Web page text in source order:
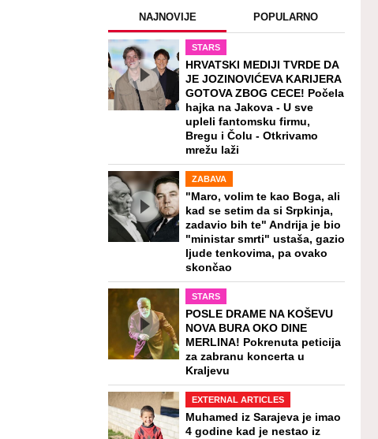
NAJNOVIJE POPULARNO
STARS
HRVATSKI MEDIJI TVRDE DA
JE JOZINOVIĆEVA KARIJERA
GOTOVA ZBOG CECE! Počela
hajka na Jakova - U sve
upleli fantomsku firmu,
Bregu i Čolu - Otkrivamo
mrežu laži
ZABAVA
"Maro, volim te kao Boga, ali
kad se setim da si Srpkinja,
zadavio bih te" Andrija je bio
"ministar smrti" ustaša, gazio
ljude tenkovima, pa ovako
skončao
STARS
POSLE DRAME NA KOŠEVU
NOVA BURA OKO DINE
MERLINA! Pokrenuta peticija
za zabranu koncerta u
Kraljevu
EXTERNAL ARTICLES
Muhamed iz Sarajeva je imao
4 godine kad je nestao iz